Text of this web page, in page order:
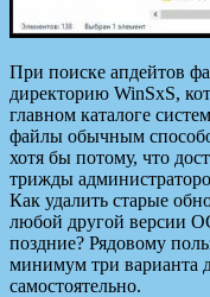
При поиске апдейтов
директорию WinSxS,
главном каталоге
файлы обычным
хотя бы потому, что
трижды
Как удалить старые
любой другой версии
поздние? Рядовому
минимум три варианта
самостоятельно.